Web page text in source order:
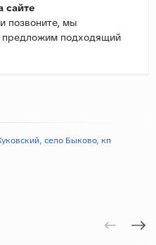
сайте
позвоните, мы
предложим подходящий
село Быково, кп